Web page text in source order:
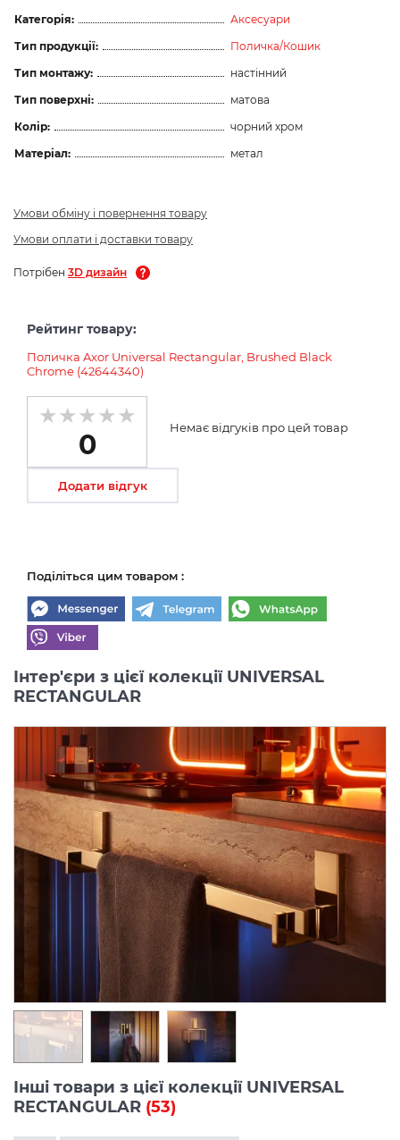
Категорія:
Аксесуари
Тип продукції:
Поличка/Кошик
Тип монтажу:
настінний
Тип поверхні:
матова
Колір:
чорний хром
Матеріал:
метал
Умови обміну і повернення товару
Умови оплати і доставки товару
Потрібен 3D дизайн
Рейтинг товару:
Поличка Axor Universal Rectangular, Brushed Black
Chrome (42644340)
0
Немає відгуків про цей товар
Додати відгук
Поділіться цим товаром :
Інтер'єри з цієї колекції UNIVERSAL
RECTANGULAR
Інші товари з цієї колекції UNIVERSAL
RECTANGULAR (53)